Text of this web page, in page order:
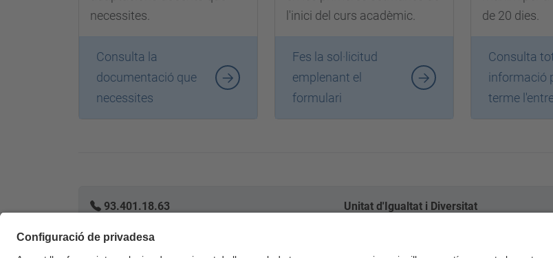
necessites.
Consulta la
documentació que
necessites
l'inici del curs acadèmic.
Fes la sol·licitud
emplenant el
formulari
de 20 dies.
Consulta
informació
terme
93.401.18.63
inclusio.upc.edu
Unitat d'Igualtat i Diversitat